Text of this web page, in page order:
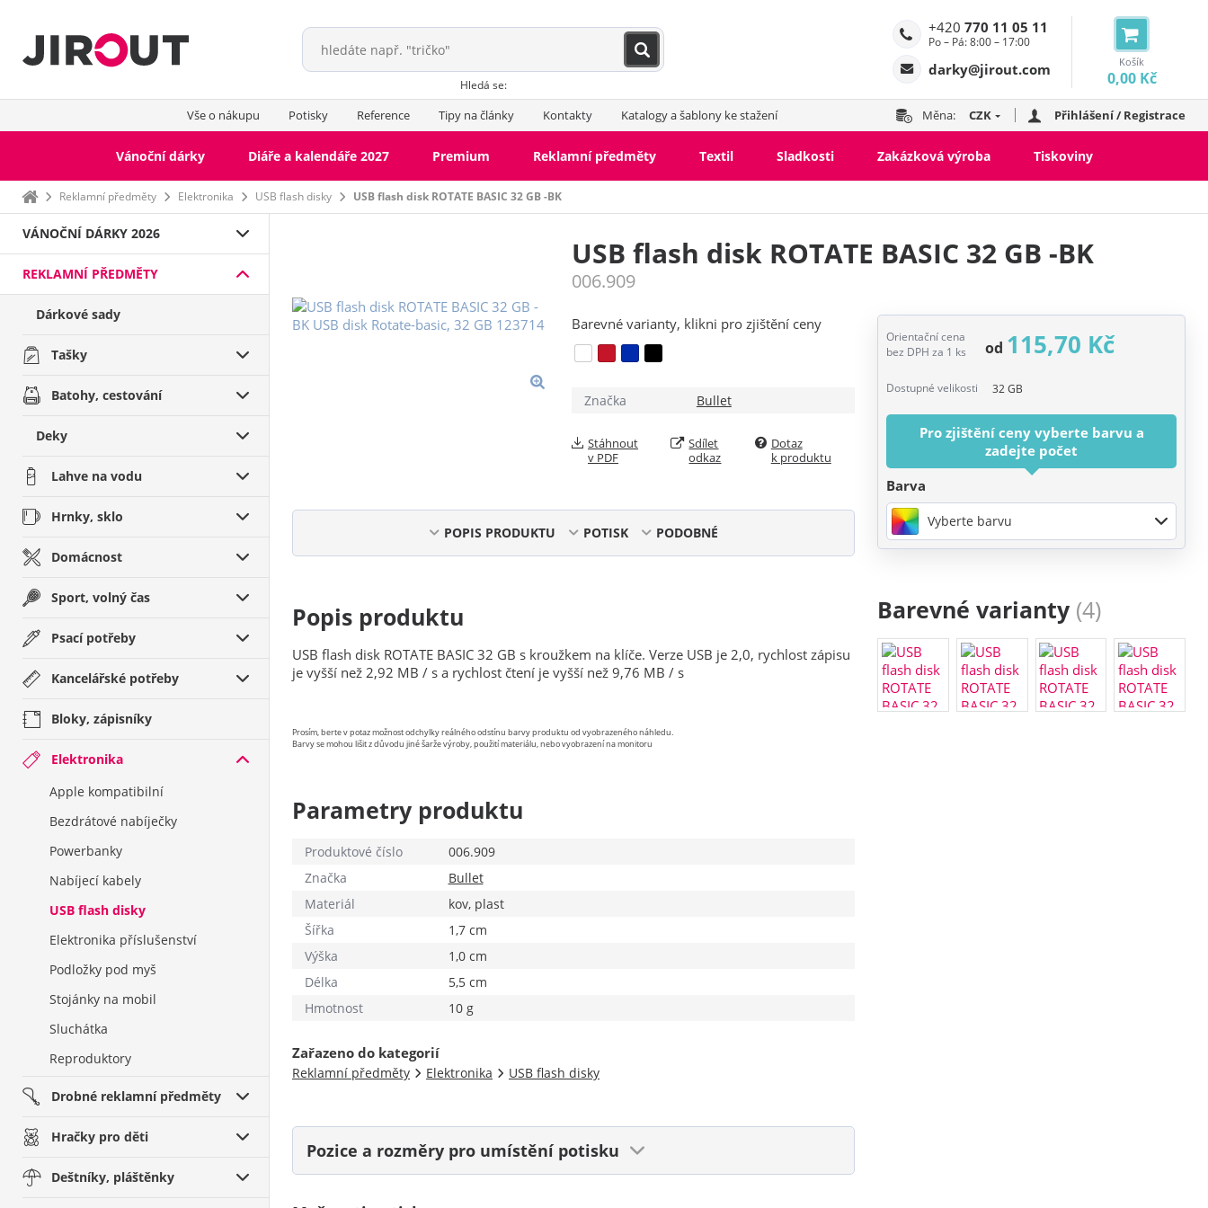
Košík
0,00 Kč
+420 770 11 05 11
Po – Pá: 8:00 – 17:00
darky@jirout.com
Hledá se:
Vše o nákupu Potisky Reference Tipy na články Kontakty Katalogy a šablony ke stažení Měna: CZK Přihlášení / Registrace
Vánoční dárky Diáře a kalendáře 2027 Premium Reklamní předměty Textil Sladkosti Zakázková výroba Tiskoviny
Domů Reklamní předměty Elektronika USB flash disky USB flash disk ROTATE BASIC 32 GB -BK
VÁNOČNÍ DÁRKY 2026
REKLAMNÍ PŘEDMĚTY
Dárkové sady
Tašky
Batohy, cestování
Deky
Lahve na vodu
Hrnky, sklo
Domácnost
Sport, volný čas
Psací potřeby
Kancelářské potřeby
Bloky, zápisníky
Elektronika
Apple kompatibilní
Bezdrátové nabíječky
Powerbanky
Nabíjecí kabely
USB flash disky
Elektronika příslušenství
Podložky pod myš
Stojánky na mobil
Sluchátka
Reproduktory
Drobné reklamní předměty
Hračky pro děti
Deštníky, pláštěnky
USB flash disk ROTATE BASIC 32 GB -BK
006.909
Barevné varianty, klikni pro zjištění ceny
Orientační cena
bez DPH za 1 ks
od 115,70 Kč
Dostupné velikosti 32 GB
Pro zjištění ceny vyberte barvu a
zadejte počet
Barva
Vyberte barvu
Značka Bullet
Stáhnout
v PDF
Sdílet
odkaz
Dotaz
k produktu
POPIS PRODUKTU POTISK PODOBNÉ
Popis produktu
USB flash disk ROTATE BASIC 32 GB s kroužkem na klíče. Verze USB je 2,0, rychlost zápisu
je vyšší než 2,92 MB / s a ​​rychlost čtení je vyšší než 9,76 MB / s
Prosím, berte v potaz možnost odchylky reálného odstínu barvy produktu od vyobrazeného náhledu.
Barvy se mohou lišit z důvodu jiné šarže výroby, použití materiálu, nebo vyobrazení na monitoru
Parametry produktu
Produktové číslo
006.909
Značka
Bullet
Materiál
kov, plast
Šířka
1,7 cm
Výška
1,0 cm
Délka
5,5 cm
Hmotnost
10 g
Zařazeno do kategorií
Reklamní předměty Elektronika USB flash disky
Barevné varianty (4)
Pozice a rozměry pro umístění potisku